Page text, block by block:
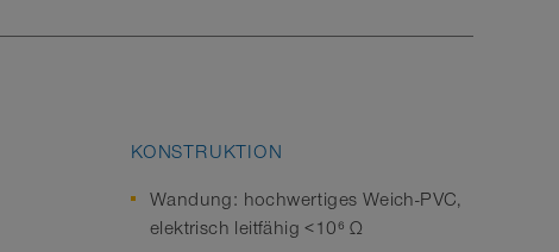
KONSTRUKTION
Wandung: hochwertiges Weich-PVC,
elektrisch leitfähig <10⁶ Ω